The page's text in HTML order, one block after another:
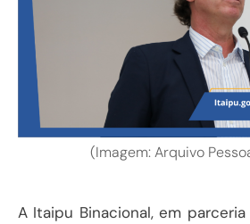
(Imagem: Arquivo
A Itaipu Binacional, em parceria